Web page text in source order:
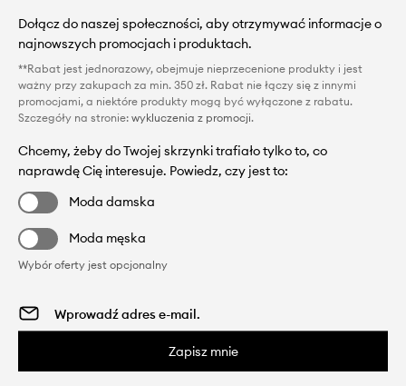
Dołącz do naszej społeczności, aby otrzymywać informacje o
najnowszych promocjach i produktach.
**Rabat jest jednorazowy, obejmuje nieprzecenione produkty i jest
ważny przy zakupach za min. 350 zł. Rabat nie łączy się z innymi
promocjami, a niektóre produkty mogą być wyłączone z rabatu.
Szczegóły na stronie: wykluczenia z promocji.
Chcemy, żeby do Twojej skrzynki trafiało tylko to, co
naprawdę Cię interesuje. Powiedz, czy jest to:
Moda damska
Moda męska
Wybór oferty jest opcjonalny
Zapisz mnie